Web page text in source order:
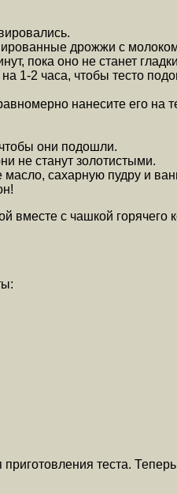
дрожжи с
пока оно не станет
1-2 часа, чтобы тесто
нанесите его на
они подошли.
не станут золотистыми.
сахарную пудру и
вместе с чашкой горячего
теста.